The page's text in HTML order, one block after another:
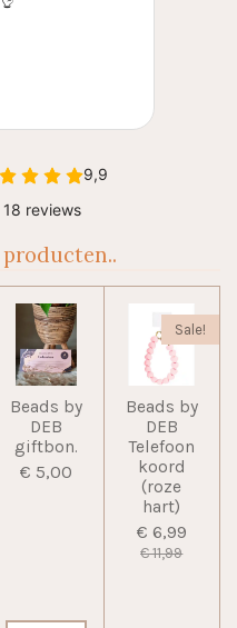
Beads by
DEB
giftbon.
€ 5,00
Sale!
Beads by
DEB
Telefoon
koord
(roze
hart)
€ 6,99
€ 11,99